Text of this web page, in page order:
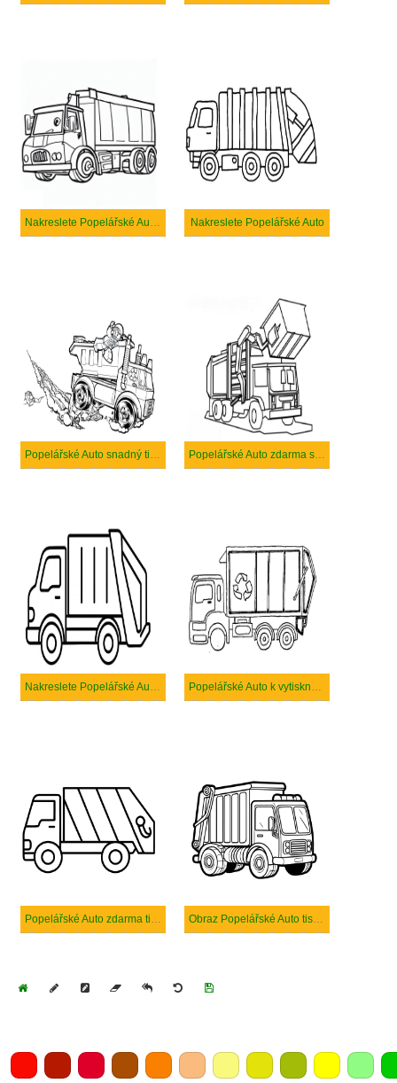
Nakreslete Popelářské Auto zdarma základní tisknutelné Nakreslete Popelářské Auto
Popelářské Auto snadný tisknutelné Popelářské Auto zdarma snadný
Nakreslete Popelářské Auto snadný Popelářské Auto k vytisknutí zdarma
Popelářské Auto zdarma tisknutelné pro děti Obraz Popelářské Auto tisknutelné